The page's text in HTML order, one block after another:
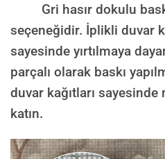
Gri hasır dokulu baskı
seçeneğidir. İplikli duvar
sayesinde yırtılmaya
parçalı olarak baskı
duvar kağıtları sayesinde
katın.